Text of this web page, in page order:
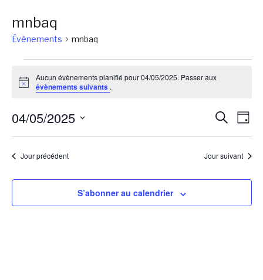
mnbaq
Évènements mnbaq
for
Notice
Aucun évènements planifié pour 04/05/2025. Passer aux
évènements suivants .
et
de
Jour
04/05/2025
Sélectionnez
uneJour précédent Jour suivant
S’abonner au calendrier